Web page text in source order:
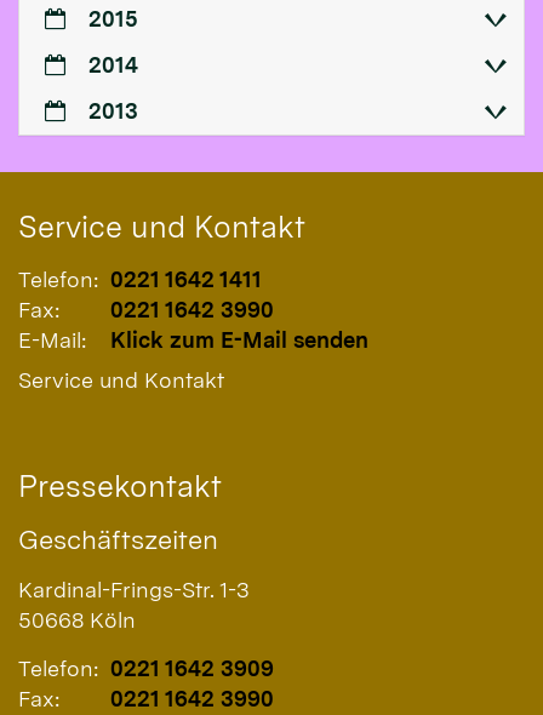
2015
2014
2013
Service und Kontakt
Telefon: 0221 1642 1411
Fax:
0221 1642 3990
E-Mail:
Klick zum E-Mail senden
Service und Kontakt
Pressekontakt
Geschäftszeiten
Kardinal-Frings-Str. 1-3
50668 Köln
Telefon: 0221 1642 3909
Fax:
0221 1642 3990